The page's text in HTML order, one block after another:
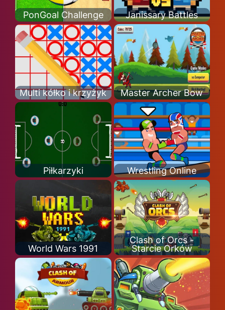
PonGoal Challenge Janissary Battles
Multi kółko i krzyżyk Master Archer Bow
Piłkarzyki Wrestling Online
World Wars 1991
Clash of Orcs -
Starcie Orków